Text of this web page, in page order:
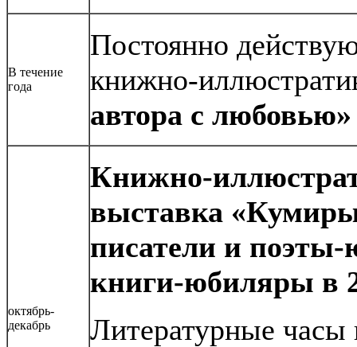
В течение
года
Постоянно
книжно-
автора с любовью»
октябрь-
декабрь
Книжно-
выставка
писатели и
книги-юбиляры в
Литературные